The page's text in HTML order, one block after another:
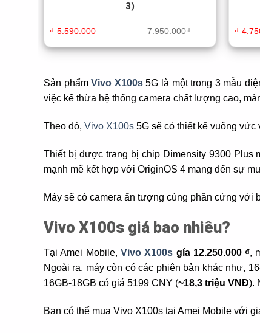
3)
7.950.000₫
5.590.000
₫ ₫
Sản phẩmVivo X100s5G là một trong 3 mẫu
việc kế thừa hệ thống camera chất lượng cao,
Theo đó, Vivo X100s 5G sẽ có thiết kế vuông
Thiết bị được trang bị chip Dimensity 9300 Plus
mạnh mẽ kết hợp với OriginOS 4 mang đến sự
Máy sẽ có camera ấn tượng cùng phần cứng với
Vivo X100s giá bao nhiêu?
Tại Amei Mobile, Vivo X100s gía 12.250.000 ₫,
Ngoài ra, máy còn có các phiên bản khác như,
16GB-18GB có giá 5199 CNY (~18,3 triệu VNĐ).
Bạn có thể mua Vivo X100s tại Amei Mobile với